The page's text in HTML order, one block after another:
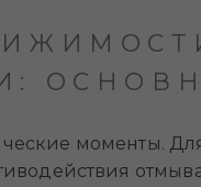
моменты.